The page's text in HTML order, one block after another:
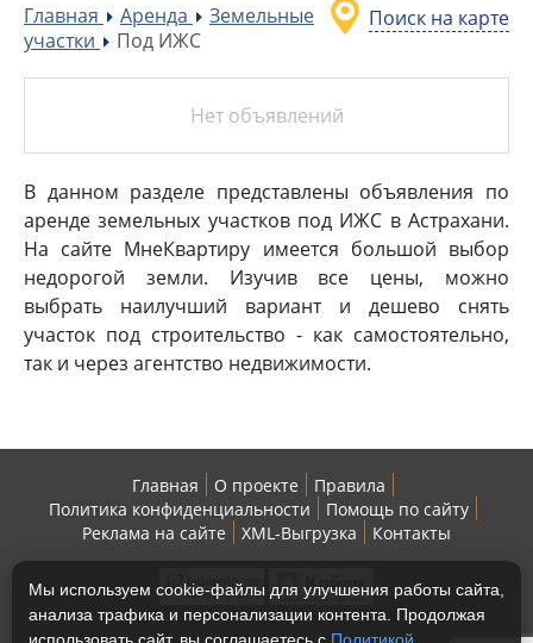
Поиск на карте
Главная »
Аренда »
Земельные
участки
»Под ИЖС
Нет объявлений
В данном разделе представлены объявления по
аренде земельных участков под ИЖС в Астрахани.
На сайте МнеКвартиру имеется большой выбор
недорогой земли. Изучив все цены, можно
выбрать наилучший вариант и дешево снять
участок под строительство - как самостоятельно,
так и через агентство недвижимости.
Главная О проекте
Правила
Политика конфиденциальности
Помощь по сайту
Реклама на сайте
XML-Выгрузка Контакты
Мы используем cookie-файлы для улучшения работы сайта,
анализа трафика и персонализации контента. Продолжая